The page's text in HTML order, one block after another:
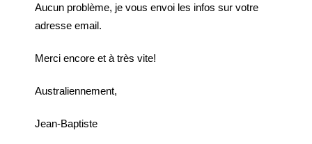
Aucun problème, je vous envoi les infos sur votre
adresse email.
Merci encore et à très vite!
Australiennement,
Jean-Baptiste